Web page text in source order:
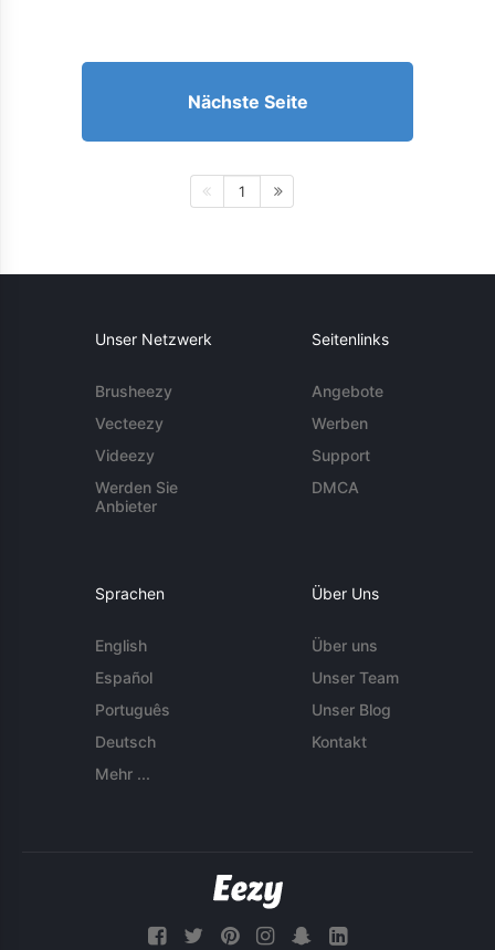
Nächste Seite
1
Unser Netzwerk
Brusheezy
Vecteezy
Videezy
Werden Sie
Anbieter
Seitenlinks
Angebote
Werben
Support
DMCA
Sprachen
English
Español
Português
Deutsch
Mehr ...
Über Uns
Über uns
Unser Team
Unser Blog
Kontakt